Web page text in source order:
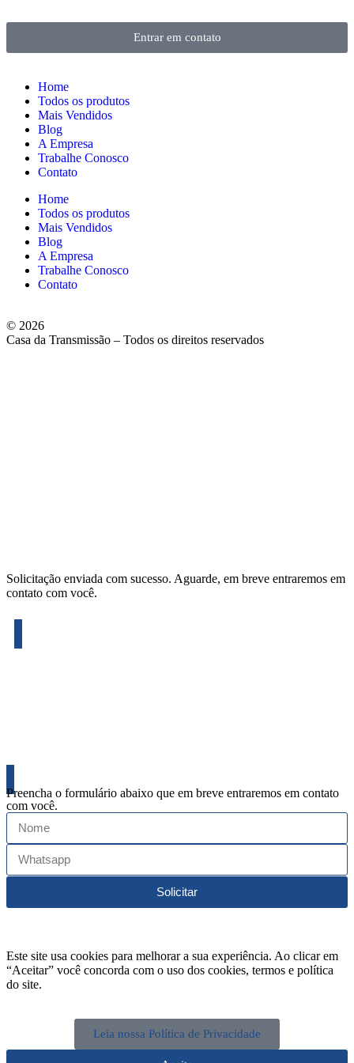
Entrar em contato
Home
Todos os produtos
Mais Vendidos
Blog
A Empresa
Trabalhe Conosco
Contato
Home
Todos os produtos
Mais Vendidos
Blog
A Empresa
Trabalhe Conosco
Contato
© 2026
Casa da Transmissão – Todos os direitos reservados
Solicitação enviada com sucesso. Aguarde, em breve entraremos em
contato com você.
Preencha o formulário abaixo que em breve entraremos em contato
com você.
Solicitar
Este site usa cookies para melhorar a sua experiência. Ao clicar em
“Aceitar” você concorda com o uso dos cookies, termos e política
do site.
Leia nossa Política de Privacidade